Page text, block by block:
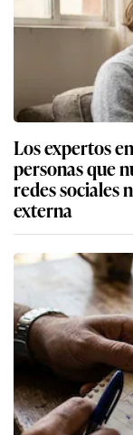
Los expertos
personas que
redes sociales
externa